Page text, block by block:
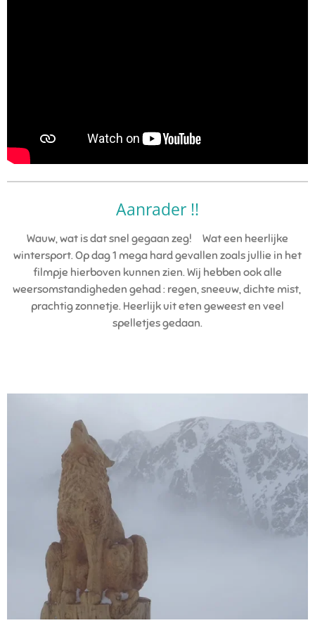
Aanrader !!
Wauw, wat is dat snel gegaan zeg! Wat een heerlijke
wintersport. Op dag 1 mega hard gevallen zoals jullie in het
filmpje hierboven kunnen zien. Wij hebben ook alle
weersomstandigheden gehad : regen, sneeuw, dichte mist,
prachtig zonnetje. Heerlijk uit eten geweest en veel
spelletjes gedaan.